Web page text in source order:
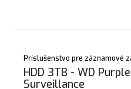
Príslušenstvo pre záznamové
HDD 3TB - WD Purple
Surveillance